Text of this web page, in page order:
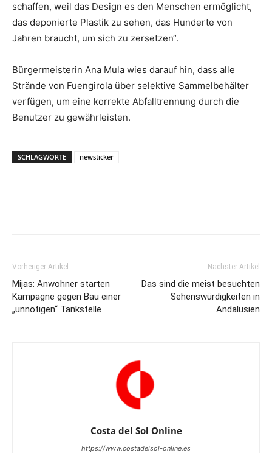
schaffen, weil das Design es den Menschen ermöglicht,
das deponierte Plastik zu sehen, das Hunderte von
Jahren braucht, um sich zu zersetzen“.
Bürgermeisterin Ana Mula wies darauf hin, dass alle
Strände von Fuengirola über selektive Sammelbehälter
verfügen, um eine korrekte Abfalltrennung durch die
Benutzer zu gewährleisten.
SCHLAGWORTE newsticker
Vorheriger Artikel
Mijas: Anwohner starten
Kampagne gegen Bau einer
„unnötigen“ Tankstelle
Nächster Artikel
Das sind die meist besuchten
Sehenswürdigkeiten in
Andalusien
Costa del Sol Online
https://www.costadelsol-online.es